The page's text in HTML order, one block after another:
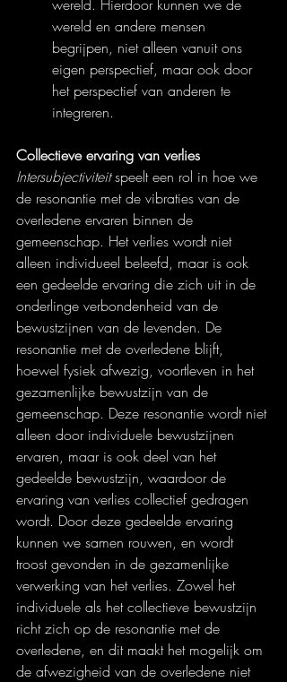
wereld. Hierdoor kunnen we de
wereld en andere mensen
begrijpen, niet alleen vanuit ons
eigen perspectief, maar ook door
het perspectief van anderen te
integreren.
Collectieve ervaring van verlies
Intersubjectiviteit speelt een rol in hoe we
de resonantie met de vibraties van de
overledene ervaren binnen de
gemeenschap. Het verlies wordt niet
alleen individueel beleefd, maar is ook
een gedeelde ervaring die zich uit in de
onderlinge verbondenheid van de
bewustzijnen van de levenden. De
resonantie met de overledene blijft,
hoewel fysiek afwezig, voortleven in het
gezamenlijke bewustzijn van de
gemeenschap. Deze resonantie wordt niet
alleen door individuele bewustzijnen
ervaren, maar is ook deel van het
gedeelde bewustzijn, waardoor de
ervaring van verlies collectief gedragen
wordt. Door deze gedeelde ervaring
kunnen we samen rouwen, en wordt
troost gevonden in de gezamenlijke
verwerking van het verlies. Zowel het
individuele als het collectieve bewustzijn
richt zich op de resonantie met de
overledene, en dit maakt het mogelijk om
de afwezigheid van de overledene niet